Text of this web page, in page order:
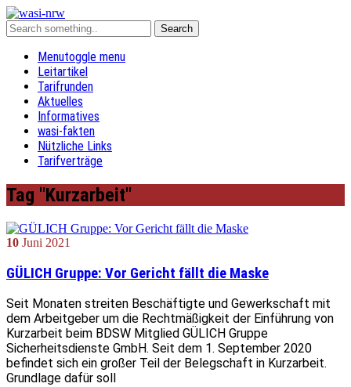
Menutoggle menu
Leitartikel
Tarifrunden
Aktuelles
Informatives
wasi-fakten
Nützliche Links
Tarifverträge
Tag "Kurzarbeit"
10 Juni 2021
GÜLICH Gruppe: Vor Gericht fällt die Maske
Seit Monaten streiten Beschäftigte und Gewerkschaft mit
dem Arbeitgeber um die Rechtmäßigkeit der Einführung von
Kurzarbeit beim BDSW Mitglied GÜLICH Gruppe
Sicherheitsdienste GmbH. Seit dem 1. September 2020
befindet sich ein großer Teil der Belegschaft in Kurzarbeit.
Grundlage dafür soll